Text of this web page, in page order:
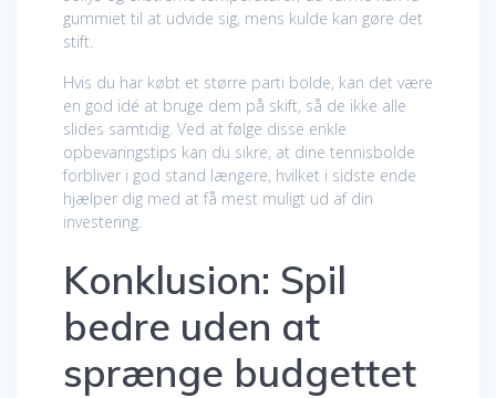
gummiet til at udvide sig, mens kulde kan gøre det
stift.
Hvis du har købt et større parti bolde, kan det være
en god idé at bruge dem på skift, så de ikke alle
slides samtidig. Ved at følge disse enkle
opbevaringstips kan du sikre, at dine tennisbolde
forbliver i god stand længere, hvilket i sidste ende
hjælper dig med at få mest muligt ud af din
investering.
Konklusion: Spil
bedre uden at
sprænge budgettet